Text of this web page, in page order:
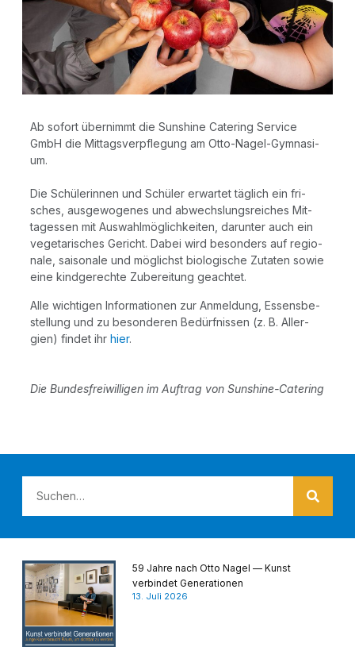
Ab sofort über­nimmt die Suns­hi­ne Cate­ring Ser­vice
GmbH die Mit­tags­ver­pfle­gung am Otto-Nagel-Gym­na­si­
um.
Die Schü­le­rin­nen und Schü­ler erwar­tet täg­lich ein fri­
sches, aus­ge­wo­ge­nes und abwechs­lungs­rei­ches Mit­
tag­essen mit Aus­wahl­mög­lich­kei­ten, dar­un­ter auch ein
vege­ta­ri­sches Gericht. Dabei wird beson­ders auf regio­
na­le, sai­so­na­le und mög­lichst bio­lo­gi­sche Zuta­ten sowie
eine kind­ge­rech­te Zube­rei­tung geachtet.
Alle wich­ti­gen Infor­ma­tio­nen zur Anmel­dung, Essens­be­
stel­lung und zu beson­de­ren Bedürf­nis­sen (z. B. All­er­
gien) fin­det ihr hier.
Die Bun­des­frei­wil­li­gen im Auf­trag von Sunshine-Catering
59 Jahre nach Otto Nagel — Kunst
verbindet Generationen
13. Juli 2026